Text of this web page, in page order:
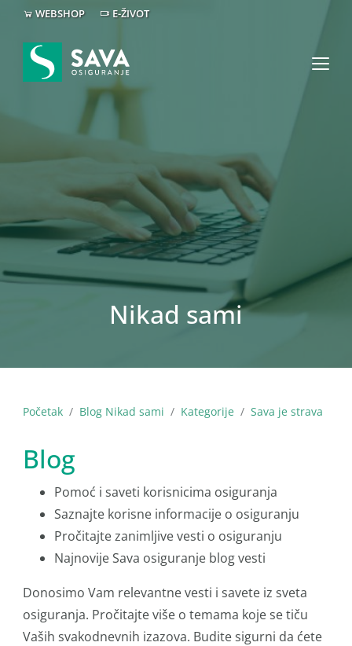
WEBSHOP E-ŽIVOT
Nikad sami
Početak Blog Nikad sami Kategorije Sava je strava
Blog
Pomoć i saveti korisnicima osiguranja
Saznajte korisne informacije o osiguranju
Pročitajte zanimljive vesti o osiguranju
Najnovije Sava osiguranje blog vesti
Donosimo Vam relevantne vesti i savete iz sveta
osiguranja. Pročitajte više o temama koje se tiču
Vaših svakodnevnih izazova. Budite sigurni da ćete